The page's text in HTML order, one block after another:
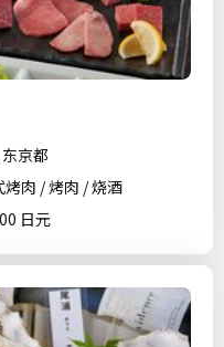
京都
肉 / 烤肉 / 烧酒
日元